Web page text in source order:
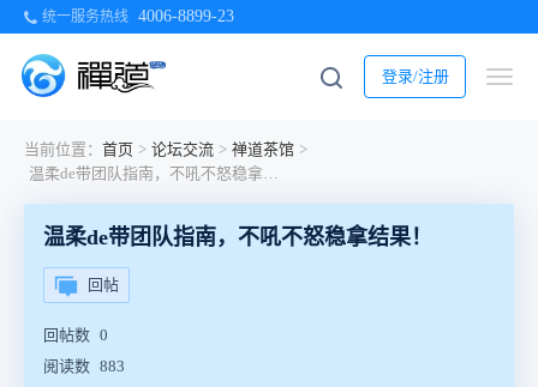
统一服务热线 4006-8899-23
登录/注册
当前位置： 首页 > 论坛交流 > 禅道茶馆 >
温柔de带团队指南，不吼不怒稳拿结果！
温柔de带团队指南，不吼不怒稳拿结果！
回帖
回帖数 0
阅读数 883